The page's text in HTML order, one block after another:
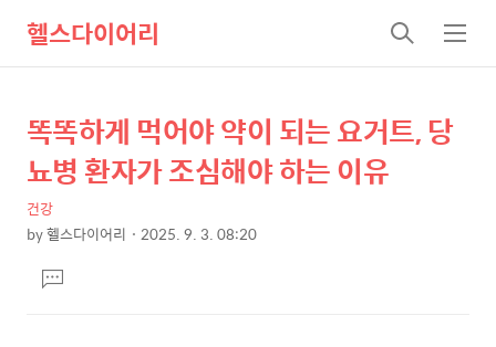
헬스다이어리
검
색
메
뉴
상
세
컨
텐
본
제
목
똑똑하게 먹어야 약이 되는 요거트, 당
뇨병 환자가 조심해야 하는 이유
건강
by헬스다이어리 2025. 9. 3. 08:20
문댓
글